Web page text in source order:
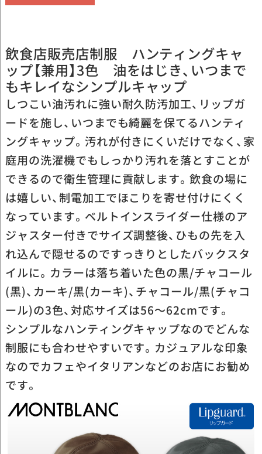
飲食店販売店制服 ハンティングキャ
ップ【兼用】3色 油をはじき、いつまで
もキレイなシンプルキャップ
しつこい油汚れに強い耐久防汚加工、リップガ
ードを施し、いつまでも綺麗を保てるハンティ
ングキャップ。汚れが付きにくいだけでなく、家
庭用の洗濯機でもしっかり汚れを落とすことが
できるので衛生管理に貢献します。飲食の場に
は嬉しい、制電加工でほこりを寄せ付けにくく
なっています。ベルトインスライダー仕様のア
ジャスター付きでサイズ調整後、ひもの先を入
れ込んで隠せるのですっきりとしたバックスタ
イルに。カラーは落ち着いた色の黒/チャコール
(黒)、カーキ/黒(カーキ)、チャコール/黒(チャコ
ール)の3色、対応サイズは56～62cmです。
シンプルなハンティングキャップなのでどんな
制服にも合わせやすいです。カジュアルな印象
なのでカフェやイタリアンなどのお店にお勧め
です。